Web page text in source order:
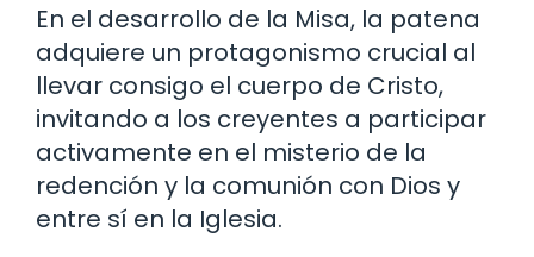
En el desarrollo de la Misa, la patena
adquiere un protagonismo crucial al
llevar consigo el cuerpo de Cristo,
invitando a los creyentes a participar
activamente en el misterio de la
redención y la comunión con Dios y
entre sí en la Iglesia.